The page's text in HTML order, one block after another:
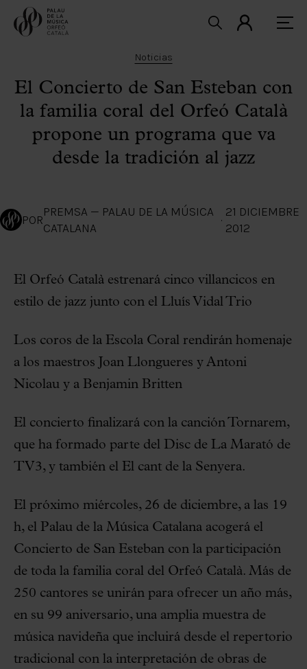
Noticias
El Concierto de San Esteban con
la familia coral del Orfeó Català
propone un programa que va
desde la tradición al jazz
POR
PREMSA — PALAU DE LA MÚSICA
CATALANA
·
21 DICIEMBRE
2012
El Orfeó Català estrenará cinco villancicos en
estilo de jazz junto con el Lluís Vidal Trio
Los coros de la Escola Coral rendirán homenaje
a los maestros Joan Llongueres y Antoni
Nicolau y a Benjamin Britten
El concierto finalizará con la canción Tornarem,
que ha formado parte del Disc de La Marató de
TV3, y también el El cant de la Senyera.
El próximo miércoles, 26 de diciembre, a las 19
h, el Palau de la Música Catalana acogerá el
Concierto de San Esteban con la participación
de toda la familia coral del Orfeó Català. Más de
250 cantores se unirán para ofrecer un año más,
en su 99 aniversario, una amplia muestra de
música navideña que incluirá desde el repertorio
tradicional con la interpretación de obras de